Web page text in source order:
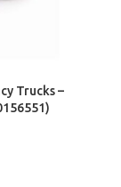
Trucks –